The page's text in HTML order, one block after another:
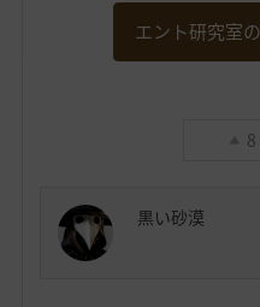
エント研究室
8
黒い砂漠